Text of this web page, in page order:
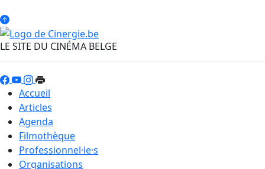
LE SITE DU CINÉMA BELGE
Accueil
Articles
Agenda
Filmothèque
Professionnel·le·s
Organisations